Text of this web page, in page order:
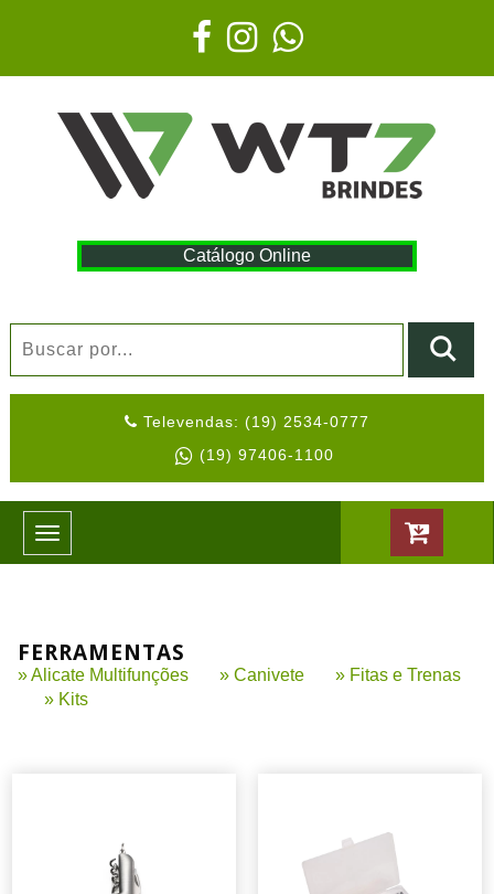
Catálogo Online
Televendas: (19) 2534-0777
(19) 97406-1100
Toggle
navigation
FERRAMENTAS
» Alicate Multifunções » Canivete » Fitas e Trenas
» Kits